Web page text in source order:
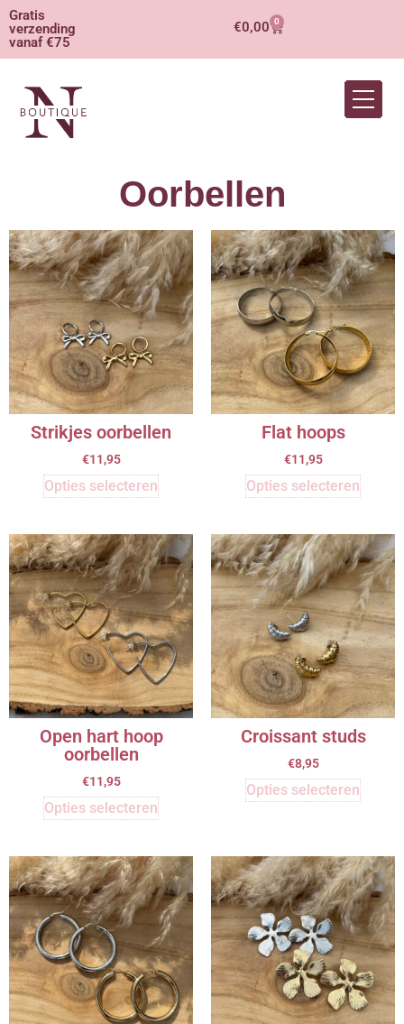
Gratis
verzending
vanaf €75
€0,00 0
Oorbellen
Strikjes oorbellen
€11,95
Opties selecteren
Flat hoops
€11,95
Opties selecteren
Open hart hoop
oorbellen
€11,95
Opties selecteren
Croissant studs
€8,95
Opties selecteren